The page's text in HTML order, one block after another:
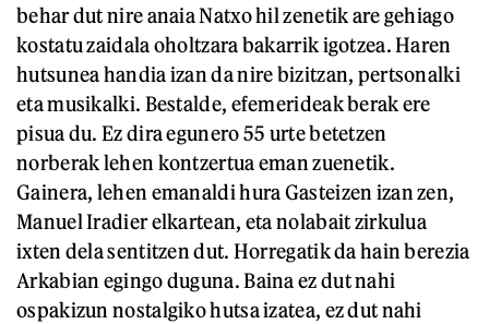
behar dut nire anaia Natxo hil zenetik are gehiago
kostatu zaidala oholtzara bakarrik igotzea. Haren
hutsunea handia izan da nire bizitzan, pertsonalki
eta musikalki. Bestalde, efemerideak berak ere
pisua du. Ez dira egunero 55 urte betetzen
norberak lehen kontzertua eman zuenetik.
Gainera, lehen emanaldi hura Gasteizen izan zen,
Manuel Iradier elkartean, eta nolabait zirkulua
ixten dela sentitzen dut. Horregatik da hain berezia
Arkabian egingo duguna. Baina ez dut nahi
ospakizun nostalgiko hutsa izatea, ez dut nahi